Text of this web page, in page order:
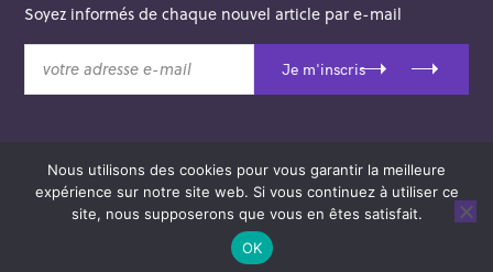
Soyez informés de chaque nouvel article par e-mail
t
Je m'inscris
© 2026 Saint-Merry Hors-les-Murs.
Theme: Felt byPixelgrade.
Nous utilisons des cookies pour vous garantir la meilleure
expérience sur notre site web. Si vous continuez à utiliser ce
site, nous supposerons que vous en êtes satisfait.
OK